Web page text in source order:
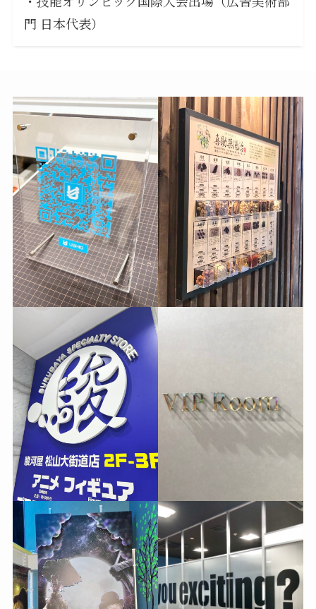
門 日本代表）